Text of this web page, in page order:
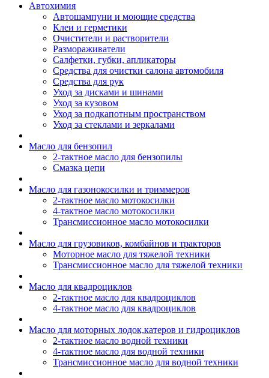
Автохимия
Автошампуни и моющие средства
Клеи и герметики
Очистители и растворители
Размораживатели
Салфетки, губки, апликаторы
Средства для очистки салона автомобиля
Средства для рук
Уход за дисками и шинами
Уход за кузовом
Уход за подкапотным пространством
Уход за стеклами и зеркалами
Масло для бензопил
2-тактное масло для бензопилы
Cмазка цепи
Масло для газонокосилки и триммеров
2-тактное масло мотокосилки
4-тактное масло мотокосилки
Трансмиссионное масло мотокосилки
Масло для грузовиков, комбайнов и тракторов
Моторное масло для тяжелой техники
Трансмиссионное масло для тяжелой техники
Масло для квадроциклов
2-тактное масло для квадроциклов
4-тактное масло для квадроциклов
Масло для моторных лодок,катеров и гидроциклов
2-тактное масло водной техники
4-тактное масло для водной техники
Трансмиссионное масло для водной техники